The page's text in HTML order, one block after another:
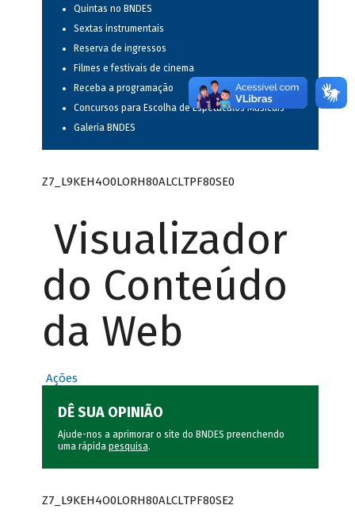
Quintas no BNDES
Sextas instrumentais
Reserva de ingressos
Filmes e festivais de cinema
Receba a programação
Concursos para Escolha de Espetáculos Musicais
Galeria BNDES
Z7_L9KEH4O0LORH80ALCLTPF80SE0
Visualizador
do Conteúdo
da Web
Ações
DÊ SUA OPINIÃO
Ajude-nos a aprimorar o site do BNDES preenchendo
uma rápida pesquisa.
Z7_L9KEH4O0LORH80ALCLTPF80SE2